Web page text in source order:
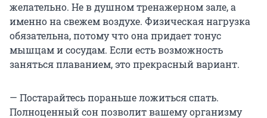
желательно. Не в душном тренажерном зале, а
именно на свежем воздухе. Физическая нагрузка
обязательна, потому что она придает тонус
мышцам и сосудам. Если есть возможность
заняться плаванием, это прекрасный вариант.
— Постарайтесь пораньше ложиться спать.
Полноценный сон позволит вашему организму